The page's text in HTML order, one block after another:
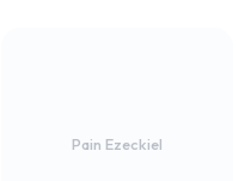
Pain Ezeckiel